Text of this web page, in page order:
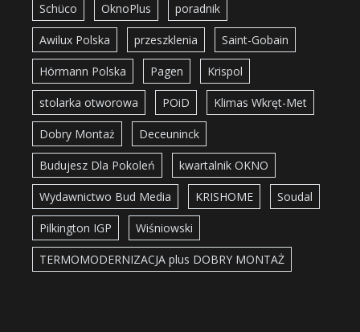
Schüco OknoPlus poradnik
Awilux Polska przeszklenia Saint-Gobain
Hörmann Polska Pagen Krispol
stolarka otworowa POiD Klimas Wkręt-Met
Dobry Montaż Deceuninck
Budujesz Dla Pokoleń kwartalnik OKNO
Wydawnictwo Bud Media KRISHOME Soudal
Pilkington IGP Wiśniowski
TERMOMODERNIZACJA plus DOBRY MONTAŻ